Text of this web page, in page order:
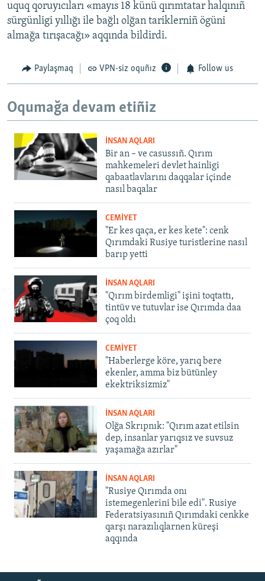
uquq qoruyıcıları «mayıs 18 künü qırımtatar halqınıñ
sürgünligi yıllığı ile bağlı olğan tariklerniñ ögüni
almağa tırışacağı» aqqında bildirdi.
Paylaşmaq VPN-siz oquñız Follow us
Oqumağa devam etiñiz
İNSAN AQLARI
Bir an – ve casussıñ. Qırım
mahkemeleri devlet hainligi
qabaatlavlarını daqqalar içinde
nasıl baqalar
CEMİYET
"Er kes qaça, er kes kete": cenk
Qırımdaki Rusiye turistlerine nasıl
barıp yetti
İNSAN AQLARI
"Qırım birdemligi" işini toqtattı,
tintüv ve tutuvlar ise Qırımda daa
çoq oldı
CEMİYET
"Haberlerge köre, yarıq bere
ekenler, amma biz bütünley
ekektriksizmiz"
İNSAN AQLARI
Olğa Skrıpnık: "Qırım azat etilsin
dep, insanlar yarıqsız ve suvsuz
yaşamağa azırlar"
İNSAN AQLARI
"Rusiye Qırımda onı
istemegenlerini bile edi". Rusiye
Federatsiyasınıñ Qırımdaki cenkke
qarşı narazılıqlarnen küreşi
aqqında